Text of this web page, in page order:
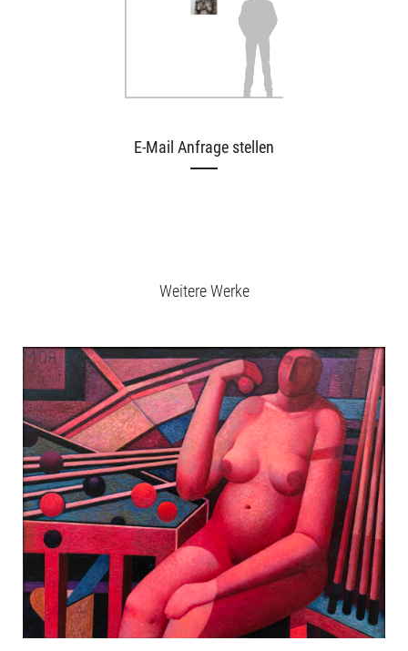
E-Mail Anfrage stellen
Weitere Werke